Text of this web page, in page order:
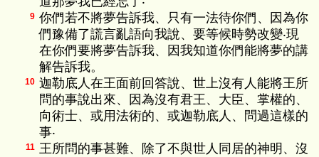
9 你們若不將夢告訴我、只有一法待你們、因為你
們豫備了謊言亂語向我說、要等候時勢改變‧現
在你們要將夢告訴我、因我知道你們能將夢的講
解告訴我。
10 迦勒底人在王面前回答說、世上沒有人能將王所
問的事說出來、因為沒有君王、大臣、掌權的、
向術士、或用法術的、或迦勒底人、問過這樣的
事‧
11 王所問的事甚難、除了不與世人同居的神明、沒